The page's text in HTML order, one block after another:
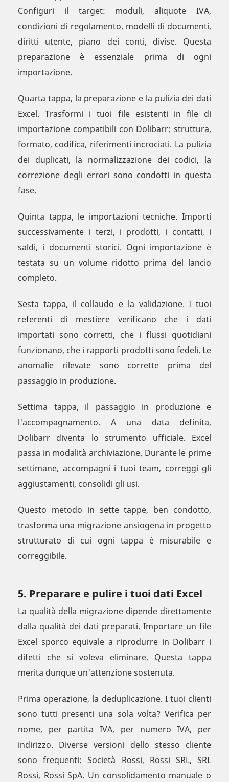
Configuri il target: moduli, aliquote IVA,
condizioni di regolamento, modelli di documenti,
diritti utente, piano dei conti, divise. Questa
preparazione è essenziale prima di ogni
importazione.
Quarta tappa, la preparazione e la pulizia dei dati
Excel. Trasformi i tuoi file esistenti in file di
importazione compatibili con Dolibarr: struttura,
formato, codifica, riferimenti incrociati. La pulizia
dei duplicati, la normalizzazione dei codici, la
correzione degli errori sono condotti in questa
fase.
Quinta tappa, le importazioni tecniche. Importi
successivamente i terzi, i prodotti, i contatti, i
saldi, i documenti storici. Ogni importazione è
testata su un volume ridotto prima del lancio
completo.
Sesta tappa, il collaudo e la validazione. I tuoi
referenti di mestiere verificano che i dati
importati sono corretti, che i flussi quotidiani
funzionano, che i rapporti prodotti sono fedeli. Le
anomalie rilevate sono corrette prima del
passaggio in produzione.
Settima tappa, il passaggio in produzione e
l'accompagnamento. A una data definita,
Dolibarr diventa lo strumento ufficiale. Excel
passa in modalità archiviazione. Durante le prime
settimane, accompagni i tuoi team, correggi gli
aggiustamenti, consolidi gli usi.
Questo metodo in sette tappe, ben condotto,
trasforma una migrazione ansiogena in progetto
strutturato di cui ogni tappa è misurabile e
correggibile.
5. Preparare e pulire i tuoi dati Excel
La qualità della migrazione dipende direttamente
dalla qualità dei dati preparati. Importare un file
Excel sporco equivale a riprodurre in Dolibarr i
difetti che si voleva eliminare. Questa tappa
merita dunque un'attenzione sostenuta.
Prima operazione, la deduplicazione. I tuoi clienti
sono tutti presenti una sola volta? Verifica per
nome, per partita IVA, per numero IVA, per
indirizzo. Diverse versioni dello stesso cliente
sono frequenti: Società Rossi, Rossi SRL, SRL
Rossi, Rossi SpA. Un consolidamento manuale o